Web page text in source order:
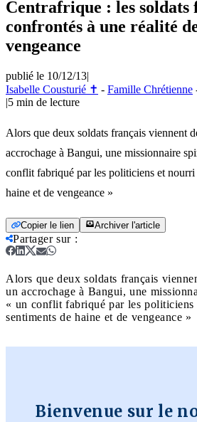
Centrafrique : les soldats
confrontés à une réalité
vengeance
publié le 10/12/13|
Isabelle Cousturié ✝ - Famille Chrétienne
|5 min de lecture
Alors que deux soldats français viennent
accrochage à Bangui, une missionnaire
conflit fabriqué par les politiciens et nourri
haine et de vengeance »
Copier le lien Archiver l'article
Partager sur:
Alors que deux soldats français
un accrochage à Bangui, une
« un conflit fabriqué par les politiciens
sentiments de haine et de vengeance »
Bienvenue sur le